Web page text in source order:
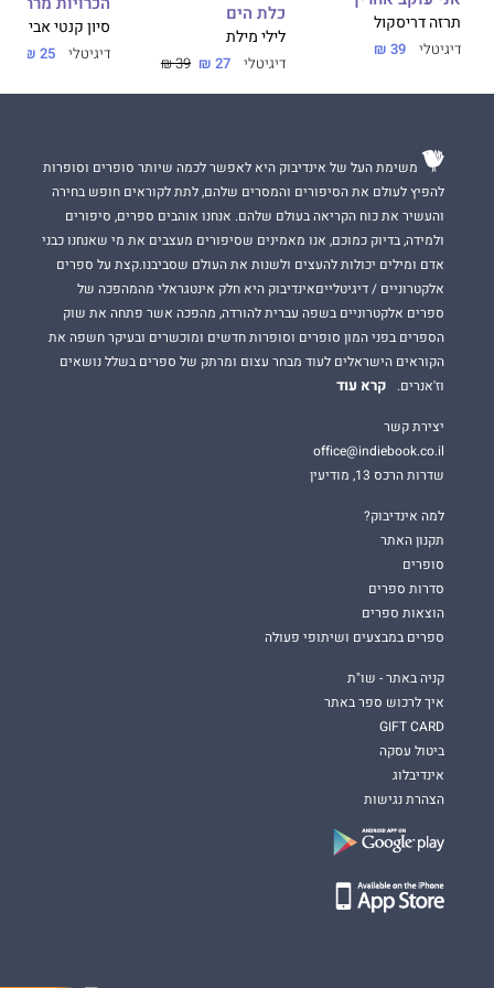
תרזה דריסקול
דיגיטלי 39 ₪
כלת הים
לילי מילת
דיגיטלי 27 ₪
39 ₪
סיון קנטי אביטן
דיגיטלי 25 ₪
משימת העל של אינדיבוק היא לאפשר לכמה שיותר סופרים וסופרות
להפיץ לעולם את הסיפורים והמסרים שלהם, לתת לקוראים חופש בחירה
והעשיר את כוח הקריאה בעולם שלהם. אנחנו אוהבים ספרים, סיפורים
ולמידה, בדיוק כמוכם, אנו מאמינים שסיפורים מעצבים את מי שאנחנו כבני
אדם ומילים יכולות להעצים ולשנות את העולם שסביבנו.קצת על ספרים
אלקטרוניים / דיגיטלייםאינדיבוק היא חלק אינטגראלי מהמהפכה של
ספרים אלקטרוניים בשפה עברית להורדה, מהפכה אשר פתחה את שוק
הספרים בפני המון סופרים וסופרות חדשים ומוכשרים ובעיקר חשפה את
הקוראים הישראלים לעוד מבחר עצום ומרתק של ספרים בשלל נושאים
וז'אנרים.
קרא עוד
יצירת קשר
office@indiebook.co.il
שדרות הרכס 13, מודיעין
למה אינדיבוק?
תקנון האתר
סופרים
סדרות ספרים
הוצאות ספרים
ספרים במבצעים ושיתופי פעולה
קניה באתר - שו"ת
איך לרכוש ספר באתר
GIFT CARD
ביטול עסקה
אינדיבלוג
הצהרת נגישות